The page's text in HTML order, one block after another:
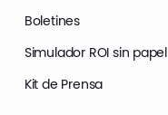
Boletines
Simulador ROI sin papel
Kit de Prensa